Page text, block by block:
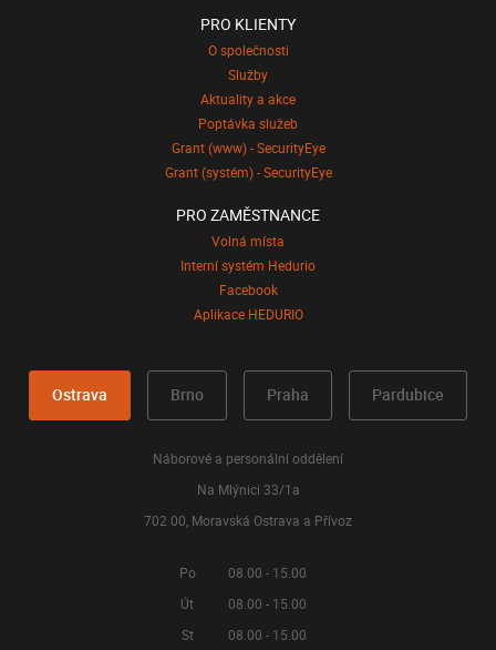
PRO KLIENTY
O společnosti
Služby
Aktuality a akce
Poptávka služeb
Grant (www) - SecurityEye
Grant (systém) - SecurityEye
PRO ZAMĚSTNANCE
Volná místa
Interní systém Hedurio
Facebook
Aplikace HEDURIO
Ostrava Brno Praha Pardubice
Náborové a personální oddělení
Na Mlýnici 33/1a
702 00, Moravská Ostrava a Přívoz
Po
08.00 - 15.00
Út
08.00 - 15.00
St
08.00 - 15.00